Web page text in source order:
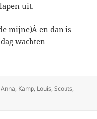
uit.
mijne)Â en dan is
wachten
Tags
Anna, Kamp, Louis,Scouts,